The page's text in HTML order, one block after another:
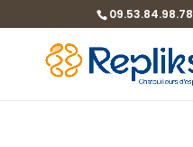
09.53.84.98.78